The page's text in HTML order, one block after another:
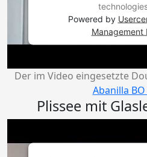
Powered by
Management
Der im Video eingesetzte
Abanilla BO
Plissee mit